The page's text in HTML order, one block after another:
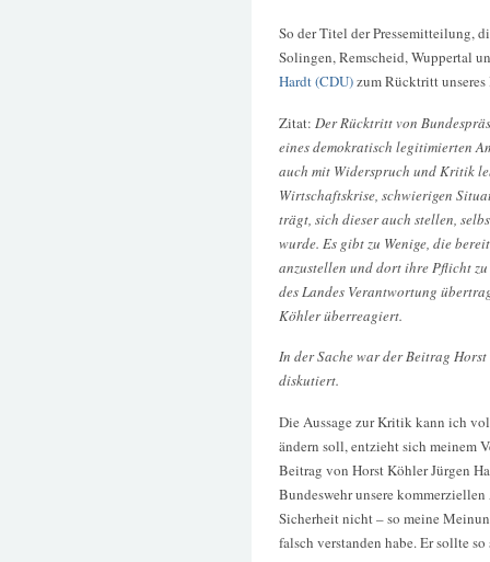
So der Titel der Pressemitteilung,
Solingen, Remscheid, Wuppertal
Hardt (CDU)zum Rücktritt
Zitat: Der Rücktritt von
eines demokratisch legitimierten
auch mit Widerspruch und Kritik
Wirtschaftskrise, schwierigen
trägt, sich dieser auch stellen,
wurde. Es gibt zu Wenige, die
anzustellen und dort ihre Pflicht
des Landes Verantwortung
Köhler überreagiert.
In der Sache war der Beitrag
diskutiert.
Die Aussage zur Kritik kann ich
ändern soll, entzieht sich meinem
Beitrag von Horst Köhler Jürgen
Bundeswehr unsere
Sicherheit nicht – so meine
falsch verstanden habe. Er sollte